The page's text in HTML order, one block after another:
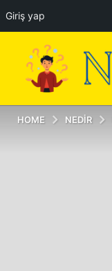
Giriş yap
HOME NEDIR